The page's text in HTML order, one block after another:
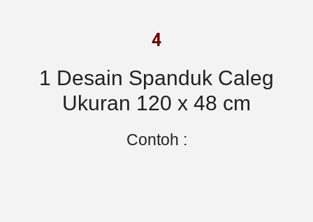
4
1 Desain Spanduk Caleg
Ukuran 120 x 48 cm
Contoh :